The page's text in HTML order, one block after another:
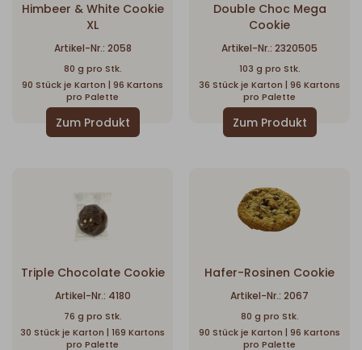
Himbeer & White Cookie
XL
Artikel-Nr.: 2058
80 g pro Stk.
90 Stück je Karton | 96 Kartons
pro Palette
Double Choc Mega
Cookie
Artikel-Nr.: 2320505
103 g pro Stk.
36 Stück je Karton | 96 Kartons
pro Palette
Triple Chocolate Cookie
Artikel-Nr.: 4180
76 g pro Stk.
30 Stück je Karton | 169 Kartons
pro Palette
Hafer-Rosinen Cookie
Artikel-Nr.: 2067
80 g pro Stk.
90 Stück je Karton | 96 Kartons
pro Palette